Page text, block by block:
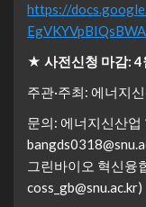
https://
★ 사전신청 마감: 4
주관·주최: 에너지
문의: 에너지신산
그린바이오 혁신
coss_gb@snu.ac.kr)